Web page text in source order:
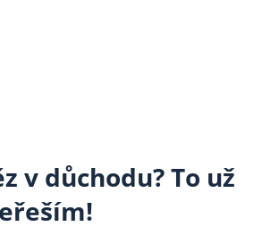
v důchodu? To už